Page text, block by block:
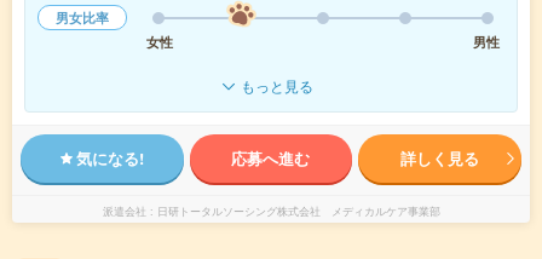
男女比率
女性
男性
もっと見る
気になる! 応募へ進む 詳しく見る
派遣会社 日研トータルソーシング株式会社 メディカルケア事業部